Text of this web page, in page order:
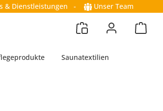
& Dienstleistungen - Unser Team
Saunatextilien